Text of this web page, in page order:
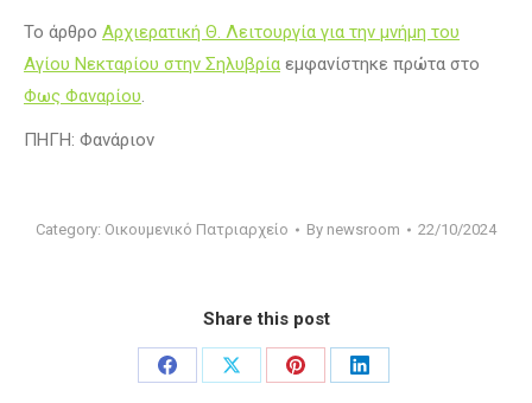
Το άρθρο Αρχιερατική Θ. Λειτουργία για την μνήμη του
Αγίου Νεκταρίου στην Σηλυβρία εμφανίστηκε πρώτα στο
Φως Φαναρίου.
ΠΗΓΗ: Φανάριον
Category: Οικουμενικό Πατριαρχείο By newsroom 22/10/2024
Share this post
Share
Share
Share
Share